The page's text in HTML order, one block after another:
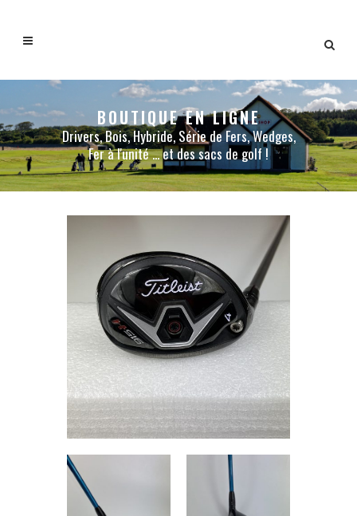
BOUTIQUE EN LIGNE
Drivers, Bois, Hybride, Série de Fers, Wedges,
Fer à l'unité ... et des sacs de golf !